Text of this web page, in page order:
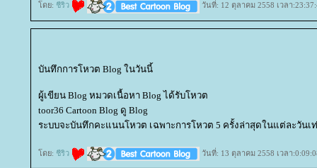
ดย: ชีริว วันที่: 12 ตุลาคม 2558 เวลา
บันทึกการโหวต Blog ในวันนี้
ผู้เขียน Blog หมวดเนื้อหา Blog ได้รับโหวต
toor36 Cartoon Blog ดู Blog
ระบบจะบันทึกคะแนนโหวต เฉพาะการโหวต 5 ครั้งล่าสุดในแต่ละวันเ
ดย: ชีริว วันที่: 13 ตุลาคม 2558 เวลา